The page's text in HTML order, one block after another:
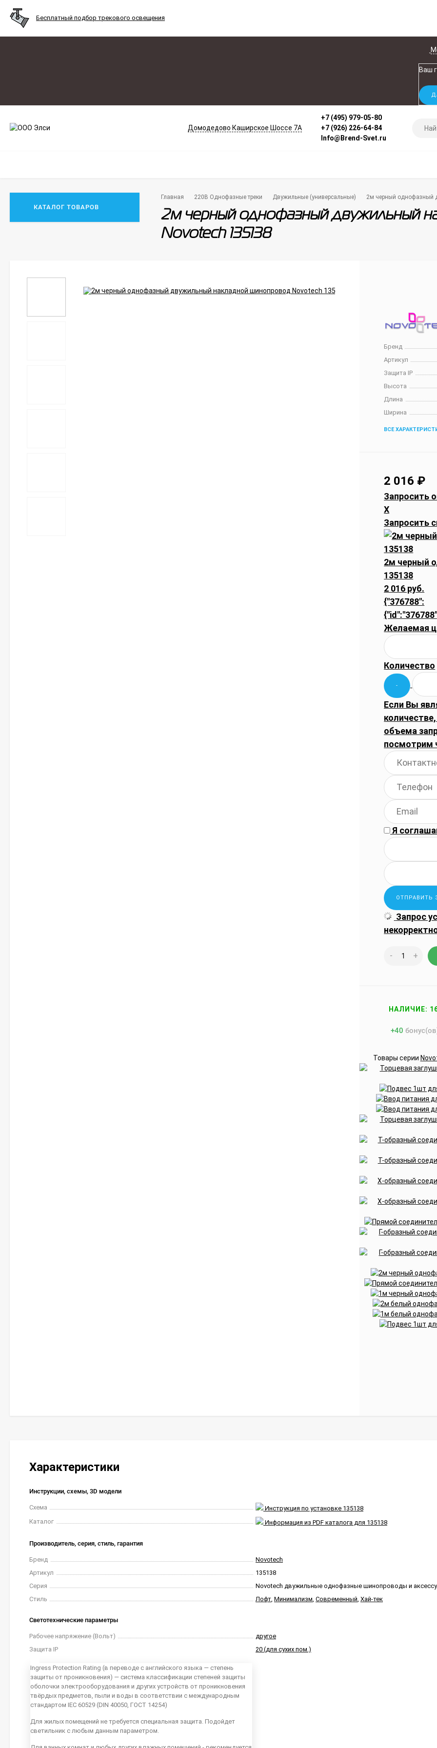
Бесплатный подбор трекового освещения
Ваш
Домодедово Каширское Шоссе 7А
+7 (495) 979-05-80
+7 (926) 226-64-84
Info@Brend-Svet.ru
КАТАЛОГ ТОВАРОВ
Главная 220В Однофазные треки Двужильные (универсальные) 2м черный однофазный
2м черный однофазный двужильный
Novotech 135138
Бренд
Артикул
Защита IP
Высота
Длина
Ширина
ВСЕ
2 016 ₽
Запросить
X
Запросить
2м черный
135138
2 016 руб.
{"376788":
Желаемая
Количество
Если Вы
объема
посмотрим
Я
Запрос
- +
НАЛИЧИЕ:
+40
Товары серии
Характеристики
Инструкции, схемы, 3D модели
Схема
Инструкция по установке 135138
Каталог
Информация из PDF каталога для 135138
Производитель, серия, стиль, гарантия
Бренд
Novotech
Артикул
135138
Серия
Novotech двужильные однофазные шинопроводы и
Стиль
Лофт, Минимализм, Современный, Хай-тек
Светотехнические параметры
Рабочее напряжение (Вольт)
другое
Защита IP
Ingress Protection Rating (в переводе с английского языка — степень
защиты от проникновения) — система классификации степеней защиты
оболочки электрооборудования и других устройств от проникновения
твёрдых предметов, пыли и воды в соответствии с международным
стандартом IEC 60529 (DIN 40050, ГОСТ 14254)
Для жилых помещений не требуется специальная защита. Подойдет
светильник с любым данным параметром.
20 (для сухих пом.)